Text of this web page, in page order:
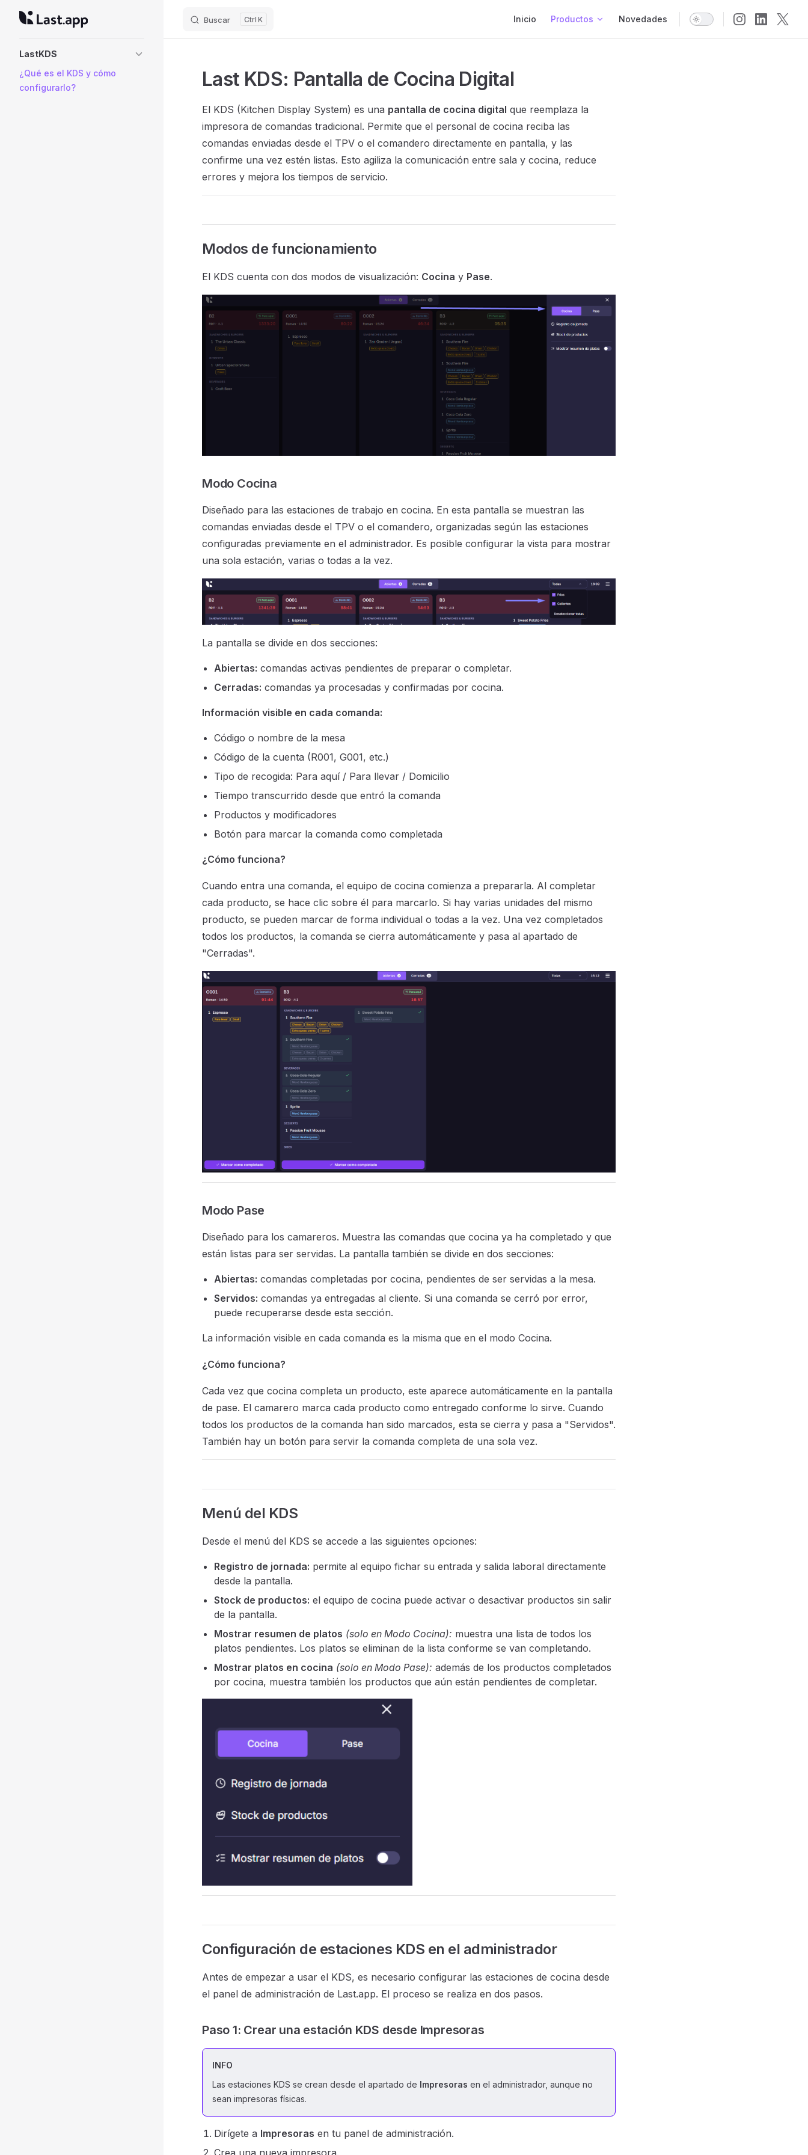
Skip to content Buscar K Inicio Productos Novedades
LastKDS
¿Qué es el KDS y cómo
configurarlo?
Last KDS: Pantalla de Cocina Digital
El KDS (Kitchen Display System) es una pantalla de cocina digital que reemplaza la
impresora de comandas tradicional. Permite que el personal de cocina reciba las
comandas enviadas desde el TPV o el comandero directamente en pantalla, y las
confirme una vez estén listas. Esto agiliza la comunicación entre sala y cocina, reduce
errores y mejora los tiempos de servicio.
Modos de funcionamiento
El KDS cuenta con dos modos de visualización: Cocina y Pase.
Modo Cocina
Diseñado para las estaciones de trabajo en cocina. En esta pantalla se muestran las
comandas enviadas desde el TPV o el comandero, organizadas según las estaciones
configuradas previamente en el administrador. Es posible configurar la vista para mostrar
una sola estación, varias o todas a la vez.
La pantalla se divide en dos secciones:
Abiertas: comandas activas pendientes de preparar o completar.
Cerradas: comandas ya procesadas y confirmadas por cocina.
Información visible en cada comanda:
Código o nombre de la mesa
Código de la cuenta (R001, G001, etc.)
Tipo de recogida: Para aquí / Para llevar / Domicilio
Tiempo transcurrido desde que entró la comanda
Productos y modificadores
Botón para marcar la comanda como completada
¿Cómo funciona?
Cuando entra una comanda, el equipo de cocina comienza a prepararla. Al completar
cada producto, se hace clic sobre él para marcarlo. Si hay varias unidades del mismo
producto, se pueden marcar de forma individual o todas a la vez. Una vez completados
todos los productos, la comanda se cierra automáticamente y pasa al apartado de
"Cerradas".
Modo Pase
Diseñado para los camareros. Muestra las comandas que cocina ya ha completado y que
están listas para ser servidas. La pantalla también se divide en dos secciones:
Abiertas: comandas completadas por cocina, pendientes de ser servidas a la mesa.
Servidos: comandas ya entregadas al cliente. Si una comanda se cerró por error,
puede recuperarse desde esta sección.
La información visible en cada comanda es la misma que en el modo Cocina.
¿Cómo funciona?
Cada vez que cocina completa un producto, este aparece automáticamente en la pantalla
de pase. El camarero marca cada producto como entregado conforme lo sirve. Cuando
todos los productos de la comanda han sido marcados, esta se cierra y pasa a "Servidos".
También hay un botón para servir la comanda completa de una sola vez.
Menú del KDS
Desde el menú del KDS se accede a las siguientes opciones:
Registro de jornada: permite al equipo fichar su entrada y salida laboral directamente
desde la pantalla.
Stock de productos: el equipo de cocina puede activar o desactivar productos sin salir
de la pantalla.
Mostrar resumen de platos (solo en Modo Cocina): muestra una lista de todos los
platos pendientes. Los platos se eliminan de la lista conforme se van completando.
Mostrar platos en cocina (solo en Modo Pase): además de los productos completados
por cocina, muestra también los productos que aún están pendientes de completar.
Configuración de estaciones KDS en el administrador
Antes de empezar a usar el KDS, es necesario configurar las estaciones de cocina desde
el panel de administración de Last.app. El proceso se realiza en dos pasos.
Paso 1: Crear una estación KDS desde Impresoras
INFO
Las estaciones KDS se crean desde el apartado de Impresoras en el administrador, aunque no
sean impresoras físicas.
Dirígete a Impresoras en tu panel de administración.
Crea una nueva impresora.